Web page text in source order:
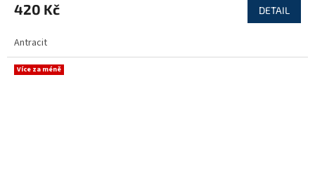
420 Kč DETAIL
Antracit
Více za méně